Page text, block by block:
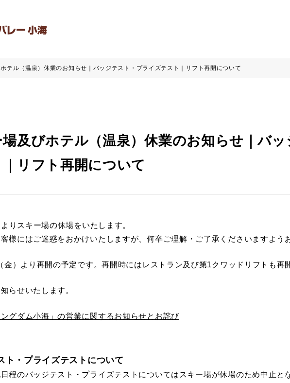
テル（温泉）休業のお知らせ｜バッジテスト・プライズテスト｜リフト再開について
及びホテル（温泉）休業のお知らせ｜バ
リフト再開について
りスキー場の休場をいたします。
様にはご迷惑をおかけいたしますが、何卒ご理解・ご了承くださいますよう
金）より再開の予定です。再開時にはレストラン及び第1クワッドリフトも再
らせいたします。
ングダム⼩海」の営業に関するお知らせとお詫び
ト・プライズテストについて
程のバッジテスト・プライズテストについてはスキー場が休場のため中止と